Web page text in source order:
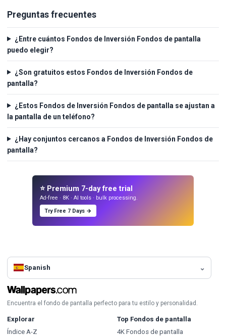
Preguntas frecuentes
¿Entre cuántos Fondos de Inversión Fondos de pantalla
puedo elegir?
¿Son gratuitos estos Fondos de Inversión Fondos de
pantalla?
¿Estos Fondos de Inversión Fondos de pantalla se ajustan a
la pantalla de un teléfono?
¿Hay conjuntos cercanos a Fondos de Inversión Fondos de
pantalla?
⭐ Premium 7-day free trial
Ad-free · 8K · AI tools · bulk processing.
Try Free 7 Days →
Spanish
Encuentra el fondo de pantalla perfecto para tu estilo y personalidad.
Explorar
Índice A-Z
Top Fondos de pantalla
4K Fondos de pantalla